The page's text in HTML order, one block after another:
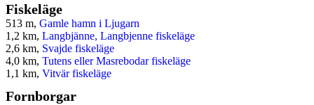
Fiskeläge
513 m, Gamle hamn i Ljugarn
1,2 km, Langbjänne, Langbjenne fiskeläge
2,6 km, Svajde fiskeläge
4,0 km, Tutens eller Masrebodar fiskeläge
1,1 km, Vitvär fiskeläge
Fornborgar